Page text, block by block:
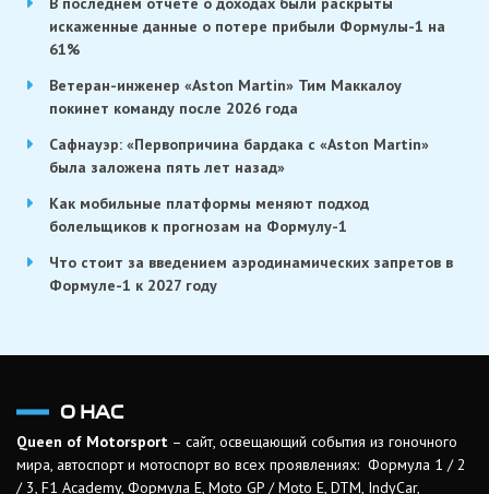
искаженные данные о потере прибыли Формулы-1 на
61%
Ветеран-инженер «Aston Martin» Тим Маккалоу
покинет команду после 2026 года
Сафнауэр: «Первопричина бардака с «Aston Martin»
была заложена пять лет назад»
Как мобильные платформы меняют подход
болельщиков к прогнозам на Формулу-1
Что стоит за введением аэродинамических запретов в
Формуле-1 к 2027 году
О НАС
Queen of Motorsport – сайт, освещающий события из гоночного
мира, автоспорт и мотоспорт во всех проявлениях: Формула 1 / 2
/ 3, F1 Academy, Формула Е, Moto GP / Moto E, DTM, IndyCar,